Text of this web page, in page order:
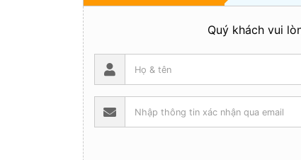
Quý khách vui